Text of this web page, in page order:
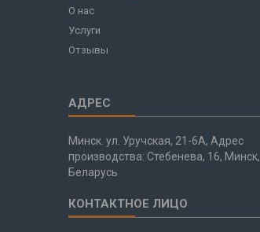
О нас
Услуги
Отзывы
Минск. ул. Уручская, 21-6А, Адрес
производства: Стебенева, 16, Минск,
Беларусь